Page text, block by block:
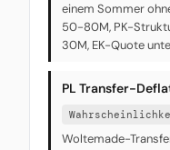
einem Sommer
50-80M, PK-
30M, EK-Quote
PL Transfer-
Woltemade-